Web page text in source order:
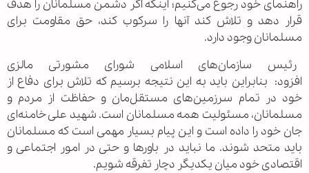
راهنمای خود رجوع می‌کنیم؛ اینکه اگر دشمن مسلمانان را هدف
قرار دهد و تلاش کند آنها را سرکوب کند، حق مقاومت برای
مسلمانان وجود دارد.
رئیس سازمان‌های اسلامی شورای مشورتی مالزی
افزود: بنابراین باید به این نتیجه برسیم که تلاش برای دفاع از
خود در تمام سرزمین‌های مستقل‌مان و حفاظت از مردم و
مسلمانان، مسئولیت همه مسلمانان است. شهید علی خامنه‌ای
جان خود را داده است و این پیام بسیار مهمی است که مسلمانان
باید متحد شوند. ما نباید در باورها و حتی در امور اجتماعی و
اقتصادی خود میان یکدیگر دچار تفرقه شویم.